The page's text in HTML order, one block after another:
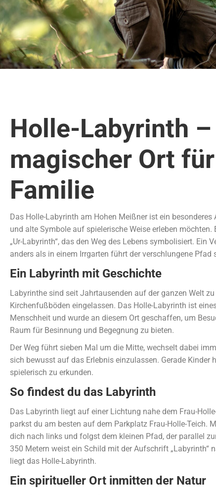
Holle-Labyrinth –
magischer Ort
Familie
Das Holle-Labyrinth am Hohen Meißner ist ein
und alte Symbole auf spielerische Weise erleben
„Ur-Labyrinth“, das den Weg des Lebens symbolisiert. Ein
anders als in einem Irrgarten führt der verschlungene Pfad
Ein Labyrinth mit Geschichte
Labyrinthe sind seit Jahrtausenden auf der ganzen Welt
Kirchenfußböden eingelassen. Das Holle-Labyrinth ist
Menschheit und wurde an diesem Ort geschaffen, um
Raum für Besinnung und Begegnung zu bieten.
Der Weg führt sieben Mal um die Mitte, wechselt dabei
sich bewusst auf das Erlebnis einzulassen. Gerade Kinder
spielerisch zu erkunden.
So findest du das Labyrinth
Das Labyrinth liegt auf einer Lichtung nahe dem Frau-
parkst du am besten auf dem Parkplatz Frau-Holle-Teich.
dich nach links und folgst dem kleinen Pfad, der parallel
350 Metern weist ein Schild mit der Aufschrift „Labyrinth“
liegt das Holle-Labyrinth.
Ein spiritueller Ort inmitten der Natur